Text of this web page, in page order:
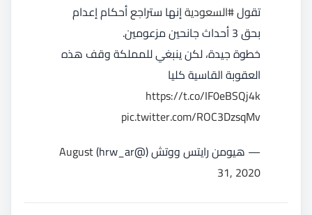
تقول#السعوديةإنها ستراجع أحكام إعدام
بحق 3 أحداث جانحين مزعومين.
خطوة جيدة، لكن ينبغي للمملكة وقف هذه
العقوبة القاسية كليا
https://t.co/IF0eBSQj4k
pic.twitter.com/ROC3DzsqMv
— هيومن رايتس ووتش (@hrw_ar)
August
31, 2020